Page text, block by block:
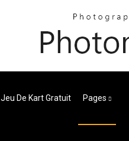
Jeu De Kart Gratuit Pages